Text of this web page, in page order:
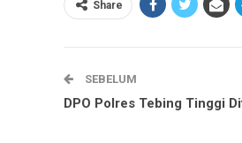
Share
SEBELUM
DPO Polres Tebing Tinggi